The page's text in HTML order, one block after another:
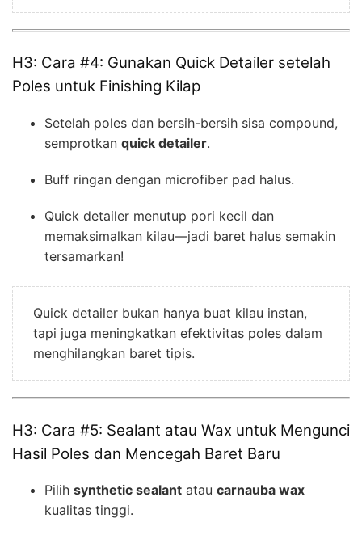
H3: Cara #4: Gunakan Quick Detailer setelah
Poles untuk Finishing Kilap
Setelah poles dan bersih-bersih sisa compound,
semprotkan quick detailer.
Buff ringan dengan microfiber pad halus.
Quick detailer menutup pori kecil dan
memaksimalkan kilau—jadi baret halus semakin
tersamarkan!
Quick detailer bukan hanya buat kilau instan,
tapi juga meningkatkan efektivitas poles dalam
menghilangkan baret tipis.
H3: Cara #5: Sealant atau Wax untuk Mengunci
Hasil Poles dan Mencegah Baret Baru
Pilih synthetic sealant atau carnauba wax
kualitas tinggi.